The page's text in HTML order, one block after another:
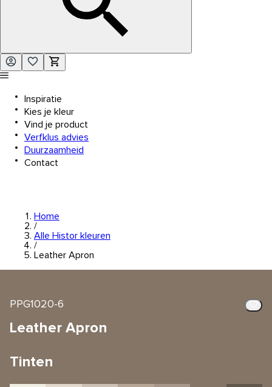
Inspiratie
Kies je kleur
Vind je product
Verfklus advies
Duurzaamheid
Contact
Home
/
Alle Histor kleuren
/
Leather Apron
PPG1020-6
Leather Apron
Tinten